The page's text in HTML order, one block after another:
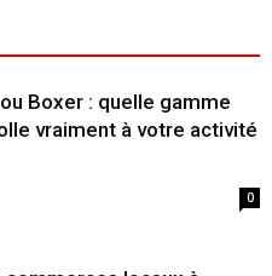
Boxer : quelle gamme
vraiment à votre activité
0